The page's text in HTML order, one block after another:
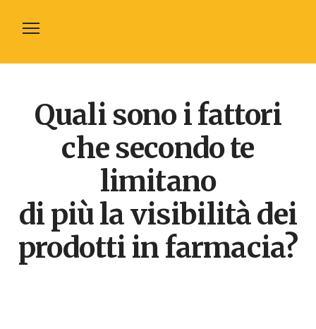
Cosa Offro
Fornitori Farmacie
Eventi
Quali sono i fattori
che secondo te
limitano
di più la visibilità dei
prodotti in farmacia?